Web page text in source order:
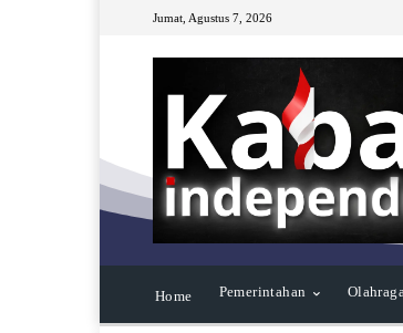
Jumat, Agustus 7, 2026
Home Pemerintahan